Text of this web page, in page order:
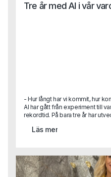
Tre år med AI i vår
- Hur långt har vi kommit, hur
AI har gått från experiment till
rekordtid. På bara tre år har
samhället. Hur hamnade vi här,
som redan förändrat mer än
Läs mer